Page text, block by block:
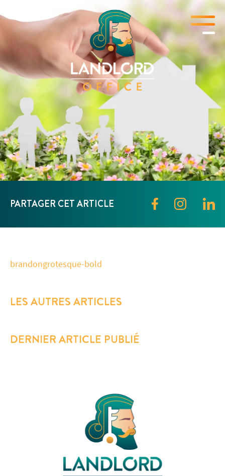
PARTAGER CET ARTICLE
brandongrotesque-bold
LES AUTRES ARTICLES
DERNIER ARTICLE PUBLIÉ